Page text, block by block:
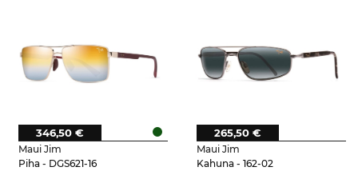
Maui Jim
Piha - DGS621-16
346,50 €
Maui Jim
Kahuna - 162-02
265,50 €